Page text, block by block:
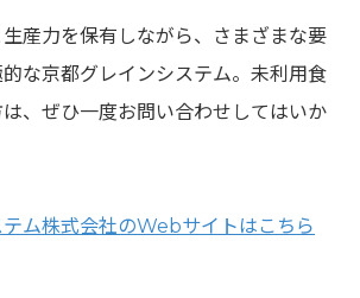
産力を保有しながら、さまざまな要
な京都グレインシステム。未利用食
、ぜひ一度お問い合わせしてはいか
ム株式会社のWebサイトはこちら